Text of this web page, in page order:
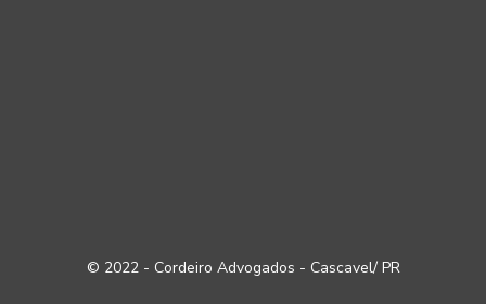
© 2022 - Cordeiro Advogados - Cascavel/ PR